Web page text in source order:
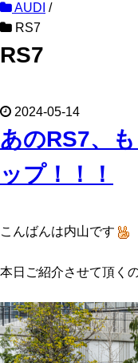
AUDI /
RS7
RS7
2024-05-14
あのRS7、
ップ！！！
こんばんは内山です
本日ご紹介させて頂くの